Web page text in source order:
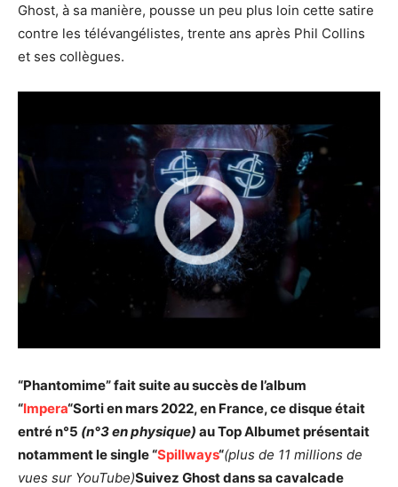
Ghost, à sa manière, pousse un peu plus loin cette satire
contre les télévangélistes, trente ans après Phil Collins
et ses collègues.
“Phantomime” fait suite au succès de l’album
“Impera“Sorti en mars 2022, en France, ce disque était
entré n°5 (n°3 en physique) au Top Albumet présentait
notamment le single “Spillways“(plus de 11 millions de
vues sur YouTube)Suivez Ghost dans sa cavalcade